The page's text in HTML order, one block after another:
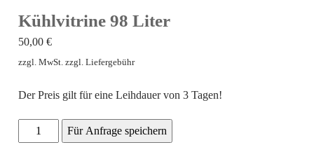
Kühlvitrine 98 Liter
50,00€
zzgl. MwSt. zzgl. Liefergebühr
Der Preis gilt für eine Leihdauer von 3 Tagen!
KühlvitrineFür Anfrage speichern